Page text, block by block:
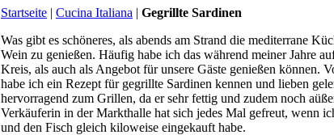
Startseite | Cucina Italiana | Gegrillte Sardinen
Was gibt es schöneres, als abends am Strand die mediterrane
Wein zu genießen. Häufig habe ich das während meiner Jahre
Kreis, als auch als Angebot für unsere Gäste genießen können.
habe ich ein Rezept für gegrillte Sardinen kennen und lieben
hervorragend zum Grillen, da er sehr fettig und zudem noch
Verkäuferin in der Markthalle hat sich jedes Mal gefreut, wenn
und den Fisch gleich kiloweise eingekauft habe.